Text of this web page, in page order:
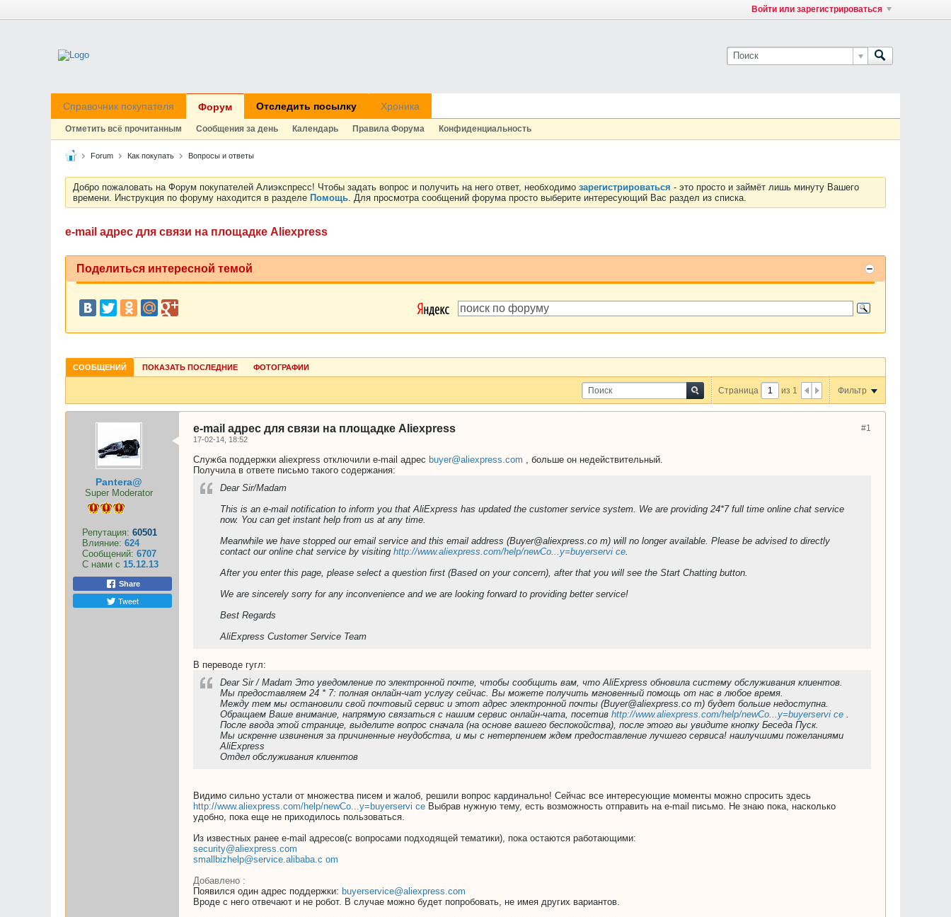
Войти или зарегистрироваться
Справочник покупателя Форум Отследить посылку Хроника
Отметить всё прочитанным Сообщения за день Календарь Правила Форума Конфиденциальность
Forum Как покупать Вопросы и ответы
Добро пожаловать на Форум покупателей Алиэкспресс! Чтобы задать вопрос и получить на него ответ, необходимо зарегистрироваться - это просто и займёт лишь минуту Вашего
времени. Инструкция по форуму находится в разделе Помощь. Для просмотра сообщений форума просто выберите интересующий Вас раздел из списка.
e-mail адрес для связи на площадке Aliexpress
Поделиться интересной темой
СООБЩЕНИЙ ПОКАЗАТЬ ПОСЛЕДНИЕ ФОТОГРАФИИ
Страница из 1 Фильтр
Pantera@
Super Moderator
Репутация: 60501
Влияние: 624
Сообщений: 6707
С нами с 15.12.13
Share
Tweet
#1
e-mail адрес для связи на площадке Aliexpress
17-02-14, 18:52
Служба поддержки aliexpress отключили e-mail адрес buyer@aliexpress.com , больше он недействительный.
Получила в ответе письмо такого содержания:
Dear Sir/Madam
This is an e-mail notification to inform you that AliExpress has updated the customer service system. We are providing 24*7 full time online chat service
now. You can get instant help from us at any time.
Meanwhile we have stopped our email service and this email address (Buyer@aliexpress.co m) will no longer available. Please be advised to directly
contact our online chat service by visiting http://www.aliexpress.com/help/newCo...y=buyerservi ce.
After you enter this page, please select a question first (Based on your concern), after that you will see the Start Chatting button.
We are sincerely sorry for any inconvenience and we are looking forward to providing better service!
Best Regards
AliExpress Customer Service Team
В переводе гугл:
Dear Sir / Madam Это уведомление по электронной почте, чтобы сообщить вам, что AliExpress обновила систему обслуживания клиентов.
Мы предоставляем 24 * 7: полная онлайн-чат услугу сейчас. Вы можете получить мгновенный помощь от нас в любое время.
Между тем мы остановили свой ​​почтовый сервис и этот адрес электронной почты (Buyer@aliexpress.co m) будет больше недоступна.
Обращаем Ваше внимание, напрямую связаться с нашим сервис онлайн-чата, посетив http://www.aliexpress.com/help/newCo...y=buyerservi ce .
После ввода этой странице, выделите вопрос сначала (на основе вашего беспокойства), после этого вы увидите кнопку Беседа Пуск.
Мы искренне извинения за причиненные неудобства, и мы с нетерпением ждем предоставление лучшего сервиса! наилучшими пожеланиями
AliExpress
Отдел обслуживания клиентов
Видимо сильно устали от множества писем и жалоб, решили вопрос кардинально! Сейчас все интересующие моменты можно спросить здесь
http://www.aliexpress.com/help/newCo...y=buyerservi ce Выбрав нужную тему, есть возможность отправить на e-mail письмо. Не знаю пока, насколько
удобно, пока еще не приходилось пользоваться.
Из известных ранее e-mail адресов(с вопросами подходящей тематики), пока остаются работающими:
security@aliexpress.com
smallbizhelp@service.alibaba.c om
Добавлено :
Появился один адрес поддержки: buyerservice@aliexpress.com
Вроде с него отвечают и не робот. В случае можно будет попробовать, не имея других вариантов.